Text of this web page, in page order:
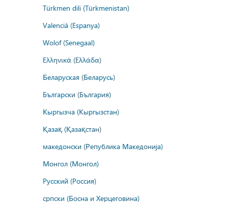
Türkmen dili (Türkmenistan)
Valencià (Espanya)
Wolof (Senegaal)
Ελληνικά (Ελλάδα)
Беларуская (Беларусь)
Български (България)
Кыргызча (Кыргызстан)
Қазақ (Қазақстан)
македонски (Република Македонија)
Монгол (Монгол)
Русский (Россия)
српски (Босна и Херцеговина)